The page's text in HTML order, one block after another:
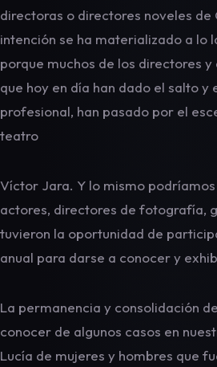
directoras o directores noveles de
intención se ha materializado a lo
porque muchos de los directores
que hoy en día han dado el salto y
profesional, han pasado por el
teatro
Víctor Jara. Y lo mismo
actores, directores de fotografía,
tuvieron la oportunidad de
anual para darse a conocer y
La permanencia y consolidación
conocer de algunos casos en
Lucía de mujeres y hombres que